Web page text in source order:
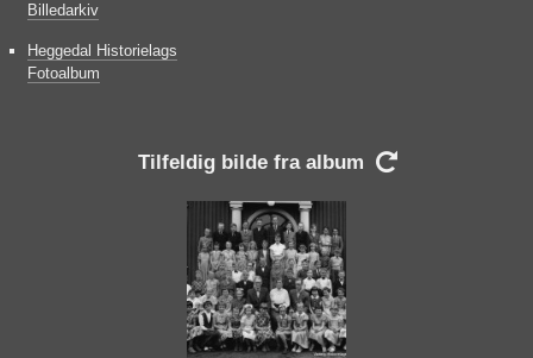
Billedarkiv
Heggedal Historielags
Fotoalbum
Tilfeldig bilde fra album 